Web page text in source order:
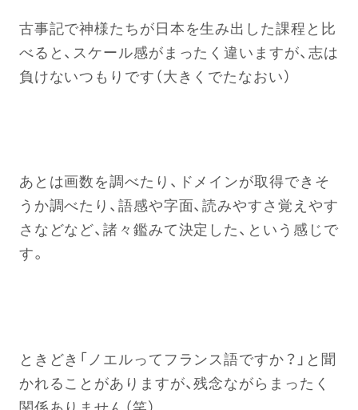
古事記で神様たちが日本を生み出した課程と比
べると、スケール感がまったく違いますが、志は
負けないつもりです（大きくでたなおい）
あとは画数を調べたり、ドメインが取得できそ
うか調べたり、語感や字面、読みやすさ覚えやす
さなどなど、諸々鑑みて決定した、という感じで
す。
ときどき「ノエルってフランス語ですか？」と聞
かれることがありますが、残念ながらまったく